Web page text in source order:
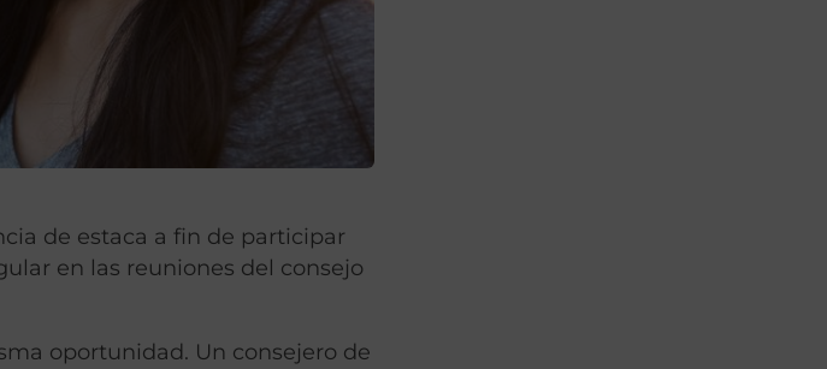
de estaca a fin de participar
en las reuniones del consejo
oportunidad. Un consejero de